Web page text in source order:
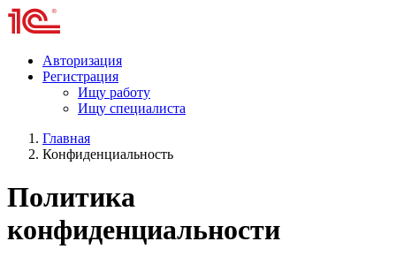
Авторизация
Регистрация
Ищу работу
Ищу специалиста
Главная
Конфиденциальность
Политика
конфиденциальности